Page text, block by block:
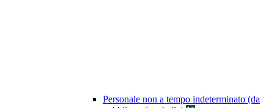
Personale non a tempo indeterminato (da